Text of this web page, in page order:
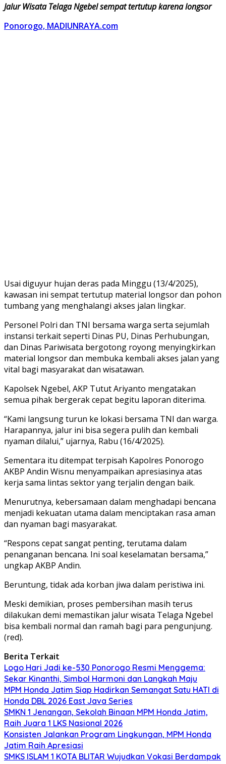
Jalur Wisata Telaga Ngebel sempat tertutup karena longsor
Ponorogo, MADIUNRAYA.com
Usai diguyur hujan deras pada Minggu (13/4/2025),
kawasan ini sempat tertutup material longsor dan pohon
tumbang yang menghalangi akses jalan lingkar.
Personel Polri dan TNI bersama warga serta sejumlah
instansi terkait seperti Dinas PU, Dinas Perhubungan,
dan Dinas Pariwisata bergotong royong menyingkirkan
material longsor dan membuka kembali akses jalan yang
vital bagi masyarakat dan wisatawan.
Kapolsek Ngebel, AKP Tutut Ariyanto mengatakan
semua pihak bergerak cepat begitu laporan diterima.
“Kami langsung turun ke lokasi bersama TNI dan warga.
Harapannya, jalur ini bisa segera pulih dan kembali
nyaman dilalui,” ujarnya, Rabu (16/4/2025).
Sementara itu ditempat terpisah Kapolres Ponorogo
AKBP Andin Wisnu menyampaikan apresiasinya atas
kerja sama lintas sektor yang terjalin dengan baik.
Menurutnya, kebersamaan dalam menghadapi bencana
menjadi kekuatan utama dalam menciptakan rasa aman
dan nyaman bagi masyarakat.
“Respons cepat sangat penting, terutama dalam
penanganan bencana. Ini soal keselamatan bersama,”
ungkap AKBP Andin.
Beruntung, tidak ada korban jiwa dalam peristiwa ini.
Meski demikian, proses pembersihan masih terus
dilakukan demi memastikan jalur wisata Telaga Ngebel
bisa kembali normal dan ramah bagi para pengunjung.
(red).
Berita Terkait
Logo Hari Jadi ke-530 Ponorogo Resmi Menggema:
Sekar Kinanthi, Simbol Harmoni dan Langkah Maju
MPM Honda Jatim Siap Hadirkan Semangat Satu HATI di
Honda DBL 2026 East Java Series
SMKN 1 Jenangan, Sekolah Binaan MPM Honda Jatim,
Raih Juara 1 LKS Nasional 2026
Konsisten Jalankan Program Lingkungan, MPM Honda
Jatim Raih Apresiasi
SMKS ISLAM 1 KOTA BLITAR Wujudkan Vokasi Berdampak